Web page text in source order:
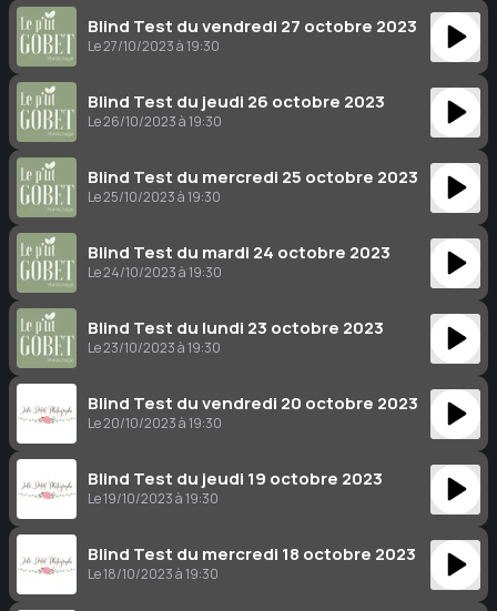
Blind Test du vendredi 27 octobre 2023
Le 27/10/2023 à 19:30
Blind Test du jeudi 26 octobre 2023
Le 26/10/2023 à 19:30
Blind Test du mercredi 25 octobre 2023
Le 25/10/2023 à 19:30
Blind Test du mardi 24 octobre 2023
Le 24/10/2023 à 19:30
Blind Test du lundi 23 octobre 2023
Le 23/10/2023 à 19:30
Blind Test du vendredi 20 octobre 2023
Le 20/10/2023 à 19:30
Blind Test du jeudi 19 octobre 2023
Le 19/10/2023 à 19:30
Blind Test du mercredi 18 octobre 2023
Le 18/10/2023 à 19:30